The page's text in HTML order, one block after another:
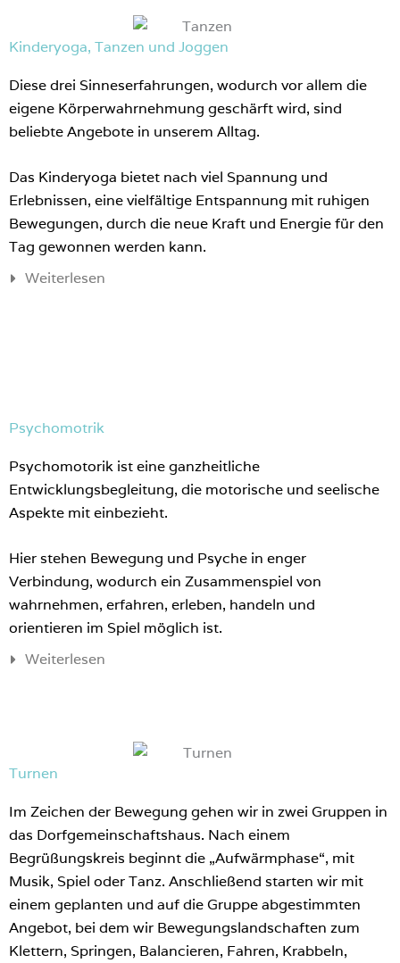
Kinderyoga, Tanzen und Joggen
Diese drei Sinneserfahrungen, wodurch vor allem die
eigene Körperwahrnehmung geschärft wird, sind
beliebte Angebote in unserem Alltag.
Das Kinderyoga bietet nach viel Spannung und
Erlebnissen, eine vielfältige Entspannung mit ruhigen
Bewegungen, durch die neue Kraft und Energie für den
Tag gewonnen werden kann.
Weiterlesen
Psychomotrik
Psychomotorik ist eine ganzheitliche
Entwicklungsbegleitung, die motorische und seelische
Aspekte mit einbezieht.
Hier stehen Bewegung und Psyche in enger
Verbindung, wodurch ein Zusammenspiel von
wahrnehmen, erfahren, erleben, handeln und
orientieren im Spiel möglich ist.
Weiterlesen
Turnen
Im Zeichen der Bewegung gehen wir in zwei Gruppen in
das Dorfgemeinschaftshaus. Nach einem
Begrüßungskreis beginnt die „Aufwärmphase“, mit
Musik, Spiel oder Tanz. Anschließend starten wir mit
einem geplanten und auf die Gruppe abgestimmten
Angebot, bei dem wir Bewegungslandschaften zum
Klettern, Springen, Balancieren, Fahren, Krabbeln,